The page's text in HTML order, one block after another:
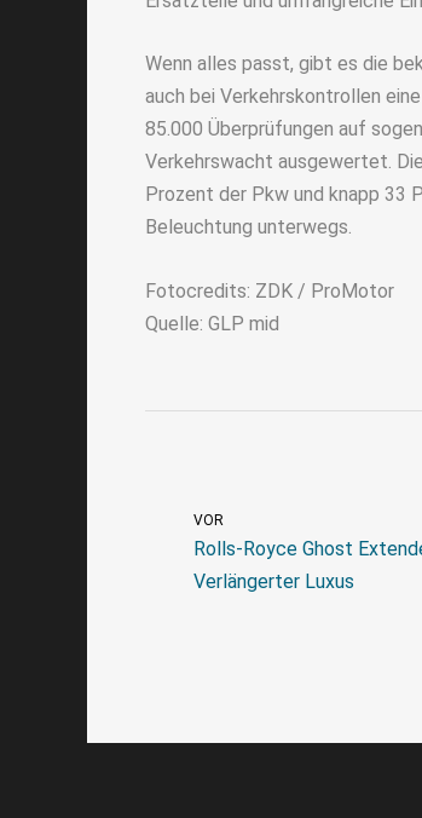
Wenn alles passt, gibt es die
auch bei Verkehrskontrollen
85.000 Überprüfungen auf
Verkehrswacht ausgewertet.
Prozent der Pkw und knapp 33
Beleuchtung unterwegs.
Fotocredits: ZDK / ProMotor
Quelle: GLP mid
VOR
Rolls-Royce Ghost
Verlängerter Luxus